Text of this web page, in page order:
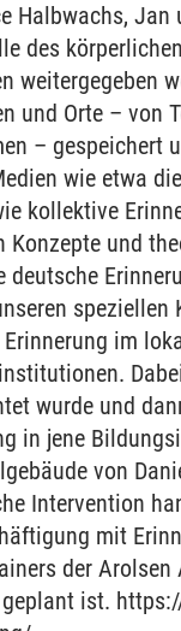
Halbwachs, Jan
des
weitergegeben
und Orte – von
– gespeichert
wie etwa
kollektive
und
speziellen
im
wurde und
in jene
von
Intervention
mit
der Arolsen
ist.